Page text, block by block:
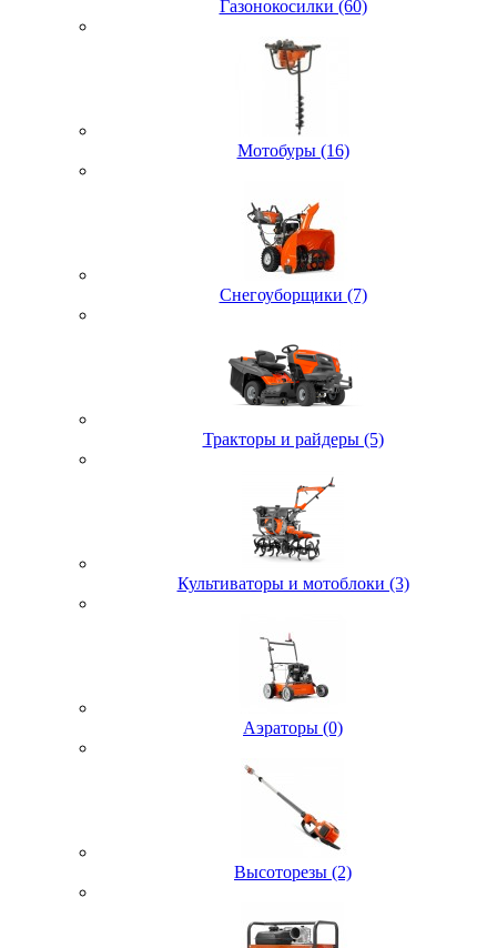
Газонокосилки (60)
Мотобуры (16)
Снегоуборщики (7)
Тракторы и райдеры (5)
Культиваторы и мотоблоки (3)
Аэраторы (0)
Высоторезы (2)